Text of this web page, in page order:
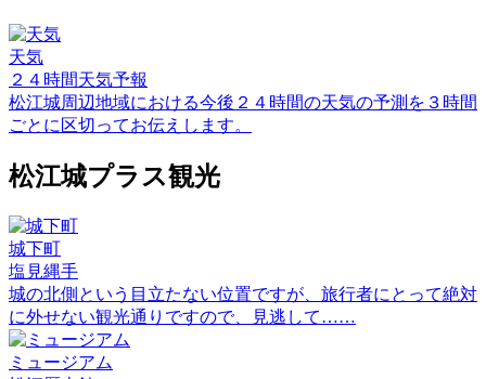
天気
２４時間天気予報
松江城周辺地域における今後２４時間の天気の予測を３時間
ごとに区切ってお伝えします。
松江城プラス観光
城下町
塩見縄手
城の北側という目立たない位置ですが、旅行者にとって絶対
に外せない観光通りですので、見逃して……
ミュージアム